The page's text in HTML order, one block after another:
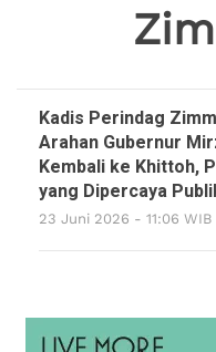
Kadis Perindag
Arahan Gubernur
Kembali ke Khittoh,
yang Dipercaya
23 Juni 2026 - 11:06 WIB